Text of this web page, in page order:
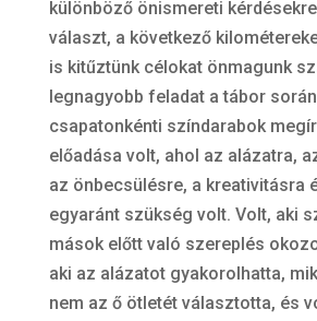
különböző önismereti
választ, a következő
is kitűztünk célokat önmagunk
legnagyobb feladat a tábor
csapatonkénti színdarabok
előadása volt, ahol az alázatra,
az önbecsülésre, a kreativitásra
egyaránt szükség volt. Volt, aki
mások előtt való szereplés
aki az alázatot gyakorolhatta,
nem az ő ötletét választotta, és